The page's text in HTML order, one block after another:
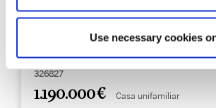
Use necessary cookies
326827
1.190.000 € Casa unifamiliar